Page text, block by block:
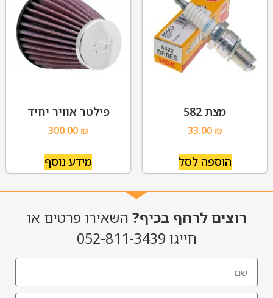
מצת 582
33.00 ₪
הוספה לסל
פילטר אוויר יחיד
300.00 ₪
מידע נוסף
רוצים לרחף בכיף? השאירו פרטים או
חייגו 052-811-3439